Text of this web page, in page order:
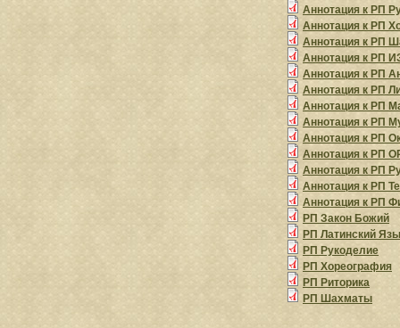
Аннотация к РП
Аннотация к РП
Аннотация к РП
Аннотация к РП
Аннотация к РП
Аннотация к РП
Аннотация к РП
Аннотация к РП
Аннотация к РП
Аннотация к РП
Аннотация к РП
Аннотация к РП
Аннотация к РП
РП Закон Божий
РП Латинский
РП Рукоделие
РП Хореография
РП Риторика
РП Шахматы